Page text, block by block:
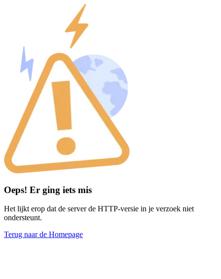
Oeps! Er ging iets mis
Het lijkt erop dat de server de HTTP-versie in je verzoek niet
ondersteunt.
Terug naar de Homepage